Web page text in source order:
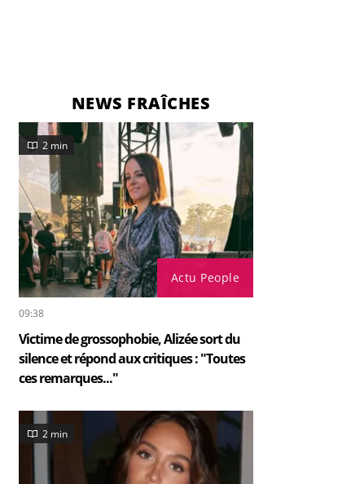
NEWS FRAÎCHES
Actu People
2 min
09:38
Victime de grossophobie, Alizée sort du
silence et répond aux critiques : "Toutes
ces remarques..."
2 min